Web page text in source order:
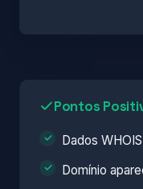
Pontos
Dados
Domínio